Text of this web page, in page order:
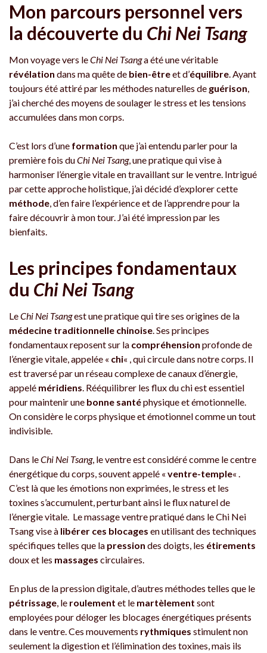
Mon parcours personnel vers
la découverte du Chi Nei Tsang
Mon voyage vers leChi Nei Tsanga été une véritable
révélation dans ma quête de bien-êtreet d’équilibre. Ayant
toujours été attiré par les méthodes naturelles de guérison,
j’ai cherché des moyens de soulager le stress et les tensions
accumulées dans mon corps.
C’est lors d’une formation que j’ai entendu parler pour la
première fois duChi Nei Tsang, une pratique qui vise à
harmoniser l’énergie vitale en travaillant sur le ventre. Intrigué
par cette approche holistique, j’ai décidé d’explorer cette
méthode, d’en faire l’expérience et de l’apprendre pour la
faire découvrir à mon tour. J’ai été impression par les
bienfaits.
Les principes fondamentaux
du Chi Nei Tsang
LeChi Nei Tsangest une pratique qui tire ses origines de la
médecine traditionnelle chinoise. Ses principes
fondamentaux reposent sur la compréhension profonde de
l’énergie vitale, appelée « chi« , qui circule dans notre corps. Il
est traversé par un réseau complexe de canaux d’énergie,
appelé méridiens. Rééquilibrer les flux du chi est essentiel
pour maintenir une bonne santéphysique et émotionnelle.
On considère le corps physique et émotionnel comme un tout
indivisible.
Dans leChi Nei Tsang, le ventre est considéré comme le centre
énergétique du corps, souvent appelé « ventre-temple« .
C’est là que les émotions non exprimées, le stress et les
toxines s’accumulent, perturbant ainsi le flux naturel de
l’énergie vitale. Le massage ventre pratiqué dans le Chi Nei
Tsang vise à libérer ces blocages en utilisant des techniques
spécifiques telles que la pression des doigts, les étirements
doux et les massages circulaires.
En plus de la pression digitale, d’autres méthodes telles que le
pétrissage, le roulement et le martèlement sont
employées pour déloger les blocages énergétiques présents
dans le ventre. Ces mouvements rythmiques stimulent non
seulement la digestion et l’élimination des toxines, mais ils